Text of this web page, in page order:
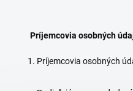
Príjemcovia osobných
Príjemcovia osobných